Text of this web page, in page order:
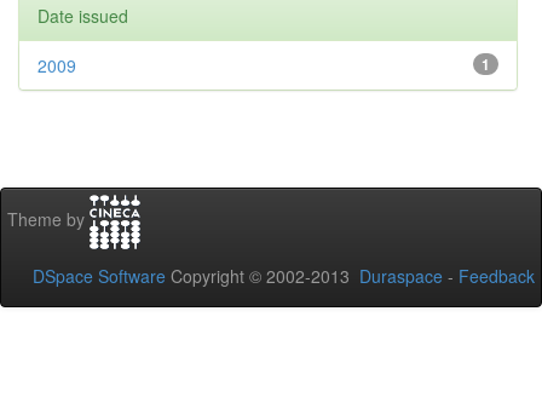
Date issued
1
2009
Theme by
DSpace Software Copyright © 2002-2013 Duraspace - Feedback